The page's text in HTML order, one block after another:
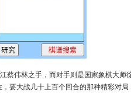
蔡伟林之手，而对手则是国家象棋大师
要大战几十上百个回合的那种精彩对局